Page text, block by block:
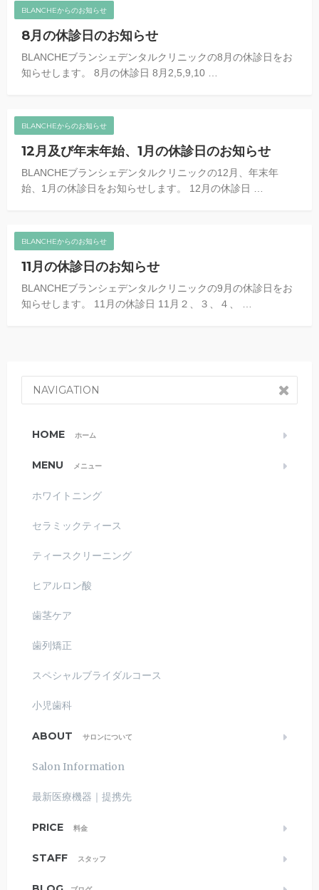
BLANCHEからのお知らせ
8月の休診日のお知らせ
BLANCHEブランシェデンタルクリニックの8月の休診日をお
知らせします。 8月の休診日 8月2,5,9,10 …
BLANCHEからのお知らせ
12月及び年末年始、1月の休診日のお知らせ
BLANCHEブランシェデンタルクリニックの12月、年末年
始、1月の休診日をお知らせします。 12月の休診日 …
BLANCHEからのお知らせ
11月の休診日のお知らせ
BLANCHEブランシェデンタルクリニックの9月の休診日をお
知らせします。 11月の休診日 11月２、３、４、 …
NAVIGATION
HOME ホーム
MENU メニュー
ホワイトニング
セラミックティース
ティースクリーニング
ヒアルロン酸
歯茎ケア
歯列矯正
スペシャルブライダルコース
小児歯科
ABOUT サロンについて
Salon Information
最新医療機器｜提携先
PRICE 料金
STAFF スタッフ